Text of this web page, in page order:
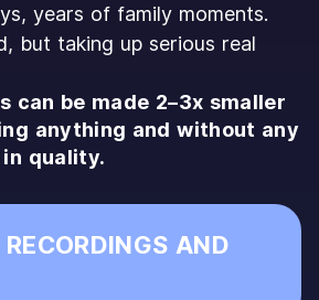
years of family moments.
but taking up serious real
can be made 2–3x smaller
anything and without any
quality.
AND